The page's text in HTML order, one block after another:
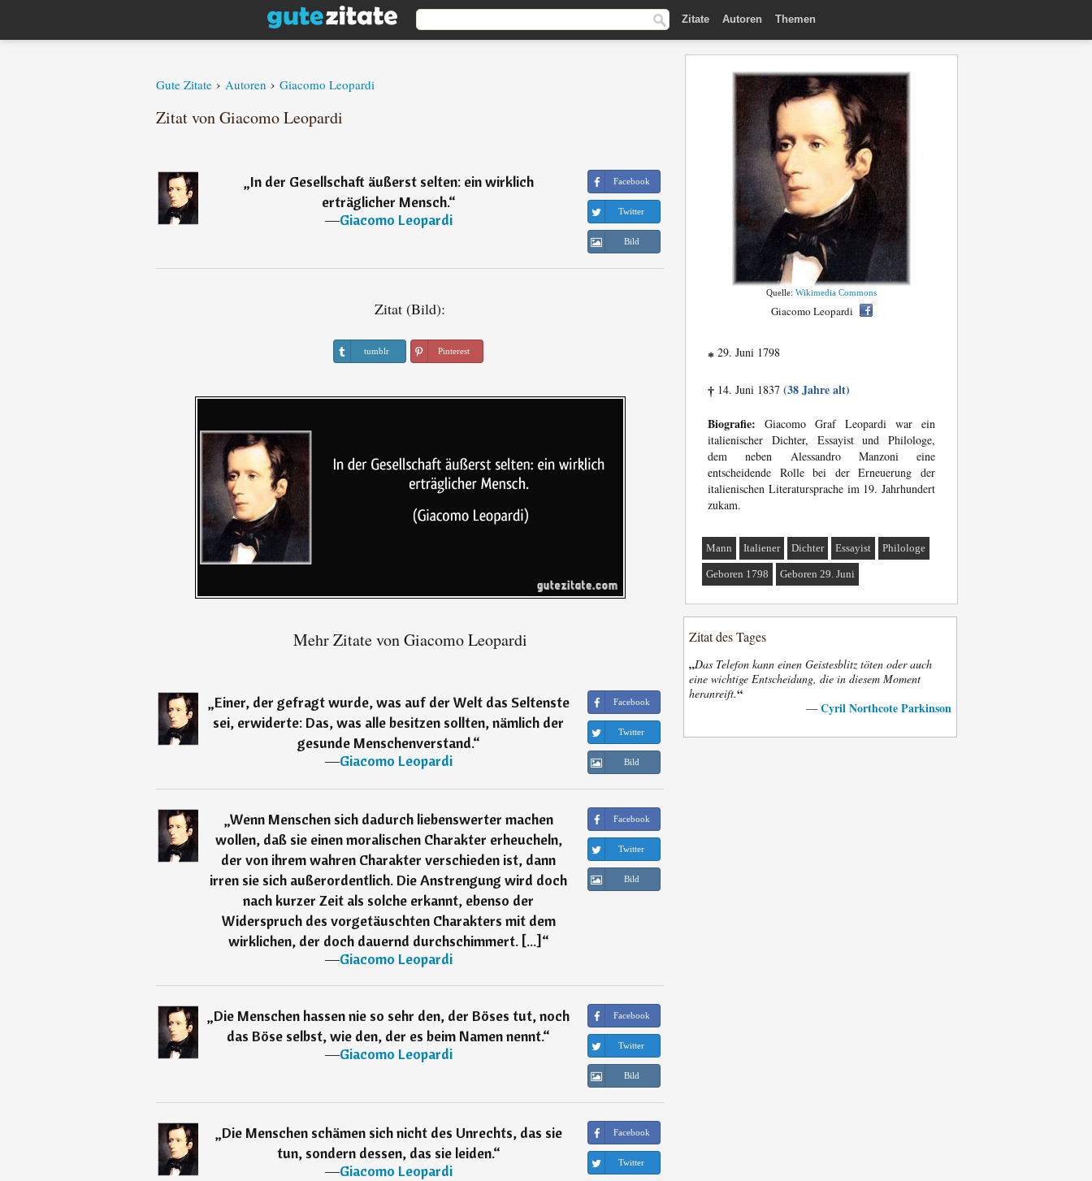
Zitate Autoren Themen
Gute Zitate › Autoren › Giacomo Leopardi
Zitat von Giacomo Leopardi
„In der Gesellschaft äußerst selten: ein wirklich
erträglicher Mensch.“
―Giacomo Leopardi
Facebook
Twitter
Bild
Zitat (Bild):
tumblr Pinterest
Mehr Zitate von Giacomo Leopardi
„Einer, der gefragt wurde, was auf der Welt das Seltenste
sei, erwiderte: Das, was alle besitzen sollten, nämlich der
gesunde Menschenverstand.“
―Giacomo Leopardi
Facebook
Twitter
Bild
„Wenn Menschen sich dadurch liebenswerter machen
wollen, daß sie einen moralischen Charakter erheucheln,
der von ihrem wahren Charakter verschieden ist, dann
irren sie sich außerordentlich. Die Anstrengung wird doch
nach kurzer Zeit als solche erkannt, ebenso der
Widerspruch des vorgetäuschten Charakters mit dem
wirklichen, der doch dauernd durchschimmert. [...] “
―Giacomo Leopardi
Facebook
Twitter
Bild
„Die Menschen hassen nie so sehr den, der Böses tut, noch
das Böse selbst, wie den, der es beim Namen nennt.“
―Giacomo Leopardi
Facebook
Twitter
Bild
„Die Menschen schämen sich nicht des Unrechts, das sie
tun, sondern dessen, das sie leiden.“
―Giacomo Leopardi
Facebook
Twitter
Quelle: Wikimedia Commons
Giacomo Leopardi
* 29. Juni 1798
† 14. Juni 1837 (38 Jahre alt)
Biografie: Giacomo Graf Leopardi war ein
italienischer Dichter, Essayist und Philologe,
dem neben Alessandro Manzoni eine
entscheidende Rolle bei der Erneuerung der
italienischen Literatursprache im 19. Jahrhundert
zukam.
Mann Italiener Dichter Essayist Philologe
Geboren 1798 Geboren 29. Juni
Zitat des Tages
„Das Telefon kann einen Geistesblitz töten oder auch
eine wichtige Entscheidung, die in diesem Moment
heranreift.“
— Cyril Northcote Parkinson